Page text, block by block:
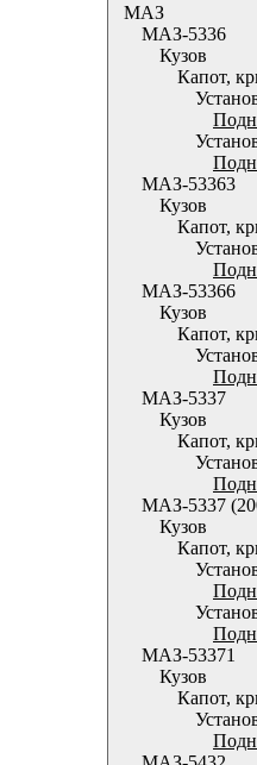
МАЗ
МАЗ-5336
Кузов
Капот,
МАЗ-53363
Кузов
Капот,
МАЗ-53366
Кузов
Капот,
МАЗ-5337
Кузов
Капот,
МАЗ-5337
Кузов
Капот,
МАЗ-53371
Кузов
Капот,